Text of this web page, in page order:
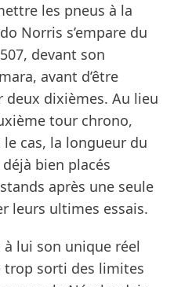
les pneus à la
Norris s’empare du
devant son
avant d’être
deux dixièmes. Au lieu
tour chrono,
cas, la longueur du
bien placés
après une seule
leurs ultimes essais.
lui son unique réel
trop sorti des limites